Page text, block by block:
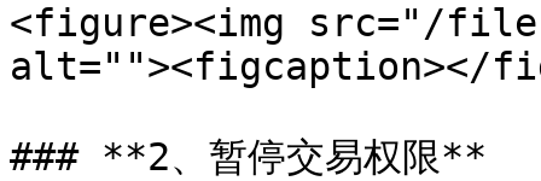
<figure><img src="/files/
alt=""><figcaption></
### **2、暂停交易权限**